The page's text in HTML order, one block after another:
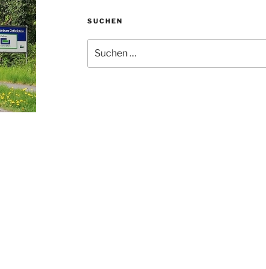
SUCHEN
nach: